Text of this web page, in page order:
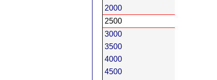
2000
2500
3000
3500
4000
4500